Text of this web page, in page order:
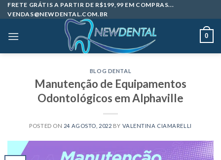
Skip
to
FRETE GRÁTIS A PARTIR DE R$199,99 EM COMPRAS...
VENDAS@NEWDENTAL.COM.BR
0
BLOG DENTAL
Manutenção de Equipamentos
Odontológicos em Alphaville
POSTED ON 24 AGOSTO, 2022 BY VALENTINA CIAMARELLI